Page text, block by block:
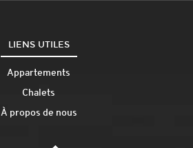
LIENS UTILES
Appartements
Chalets
À propos de nous